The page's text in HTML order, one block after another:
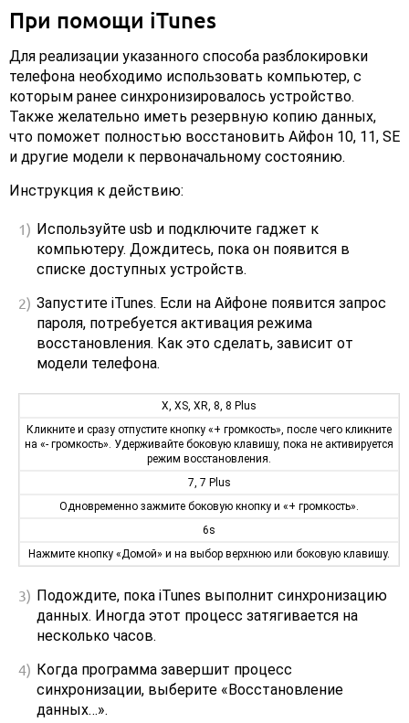
При помощи iTunes
Для реализации указанного способа разблокировки
телефона необходимо использовать компьютер, с
которым ранее синхронизировалось устройство.
Также желательно иметь резервную копию данных,
что поможет полностью восстановить Айфон 10, 11, SE
и другие модели к первоначальному состоянию.
Инструкция к действию:
Используйте usb и подключите гаджет к
компьютеру. Дождитесь, пока он появится в
списке доступных устройств.
Запустите iTunes. Если на Айфоне появится запрос
пароля, потребуется активация режима
восстановления. Как это сделать, зависит от
модели телефона.
X, XS, XR, 8, 8 Plus
Кликните и сразу отпустите кнопку «+ громкость», после чего кликните
на «- громкость». Удерживайте боковую клавишу, пока не активируется
режим восстановления.
7, 7 Plus
Одновременно зажмите боковую кнопку и «+ громкость».
6s
Нажмите кнопку «Домой» и на выбор верхнюю или боковую клавишу.
Подождите, пока iTunes выполнит синхронизацию
данных. Иногда этот процесс затягивается на
несколько часов.
Когда программа завершит процесс
синхронизации, выберите «Восстановление
данных…».